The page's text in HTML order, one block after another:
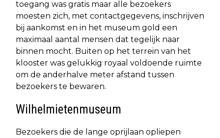
toegang was gratis maar alle bezoekers
moesten zich, met contactgegevens, inschrijven
bij aankomst en in het museum gold een
maximaal aantal mensen dat tegelijk naar
binnen mocht. Buiten op het terrein van het
klooster was gelukkig royaal voldoende ruimte
om de anderhalve meter afstand tussen
bezoekers te bewaren.
Wilhelmietenmuseum
Bezoekers die de lange oprijlaan opliepen